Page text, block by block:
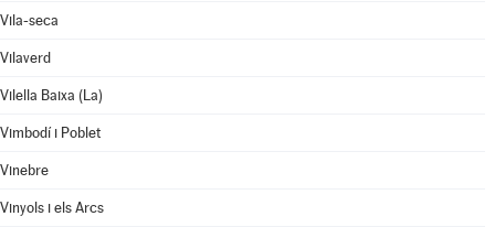
Vila-seca
Vilaverd
Vilella Baixa (La)
Vimbodí i Poblet
Vinebre
Vinyols i els Arcs